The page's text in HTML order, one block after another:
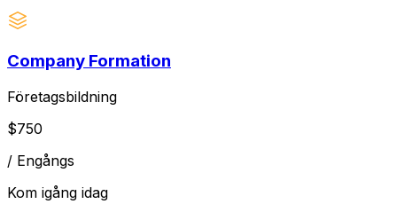
Company Formation
Företagsbildning
$750
/ Engångs
Kom igång idag